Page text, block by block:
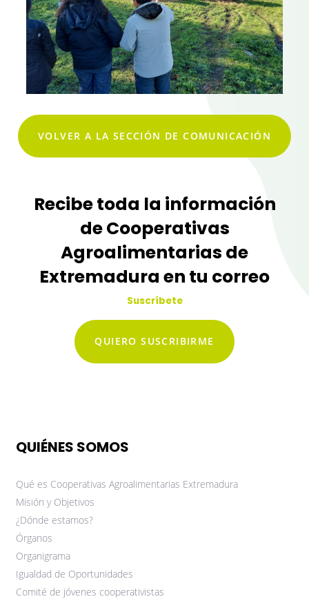
VOLVER A LA SECCIÓN DE COMUNICACIÓN
Recibe toda la información
de Cooperativas
Agroalimentarias de
Extremadura en tu correo
Suscríbete
QUIERO SUSCRIBIRME
QUIÉNES SOMOS
Qué es Cooperativas Agroalimentarias Extremadura
Misión y Objetivos
¿Dónde estamos?
Órganos
Organigrama
Igualdad de Oportunidades
Comité de jóvenes cooperativistas